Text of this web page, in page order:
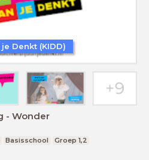
- Wonder
Basisschool Groep 1,2
Denkt (KIDD)